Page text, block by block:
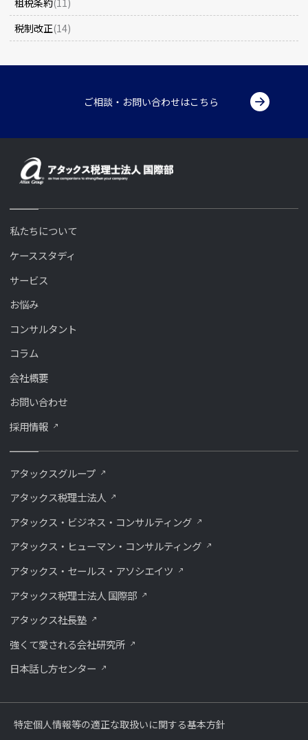
税制改正(14)
ご相談・お問い合わせはこちら
私たちについて
ケーススタディ
サービス
お悩み
コンサルタント
コラム
会社概要
お問い合わせ
採用情報
アタックスグループ
アタックス税理士法人
アタックス・ビジネス・コンサルティング
アタックス・ヒューマン・コンサルティング
アタックス・セールス・アソシエイツ
アタックス税理士法人 国際部
アタックス社長塾
強くて愛される会社研究所
⽇本話し⽅センター
特定個人情報等の適正な取扱いに関する基本方針